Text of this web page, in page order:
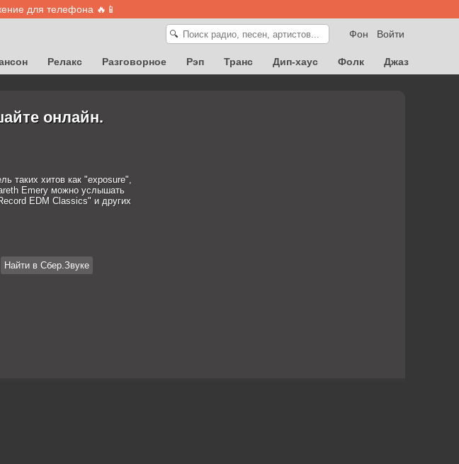
для телефона 🔥📱
Войти
Фон
🔍
Релакс Разговорное Рэп Транс Дип-хаус Фолк
Джаз
онлайн.
таких хитов как "exposure",
Emery можно услышать
EDM Classics" и других
Найти в Сбер.Звуке